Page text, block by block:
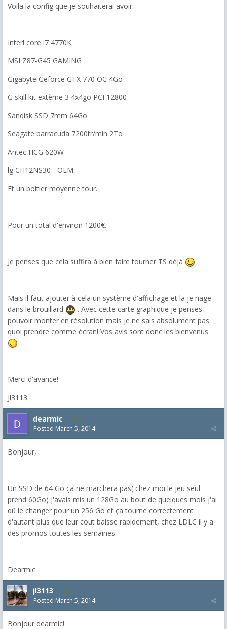
Voila la config que je souhaiterai avoir:
Interl core i7 4770K
MSI Z87-G45 GAMING
Gigabyte Geforce GTX 770 OC 4Go
G skill kit extème 3 4x4go PCI 12800
Sandisk SSD 7mm 64Go
Seagate barracuda 7200tr/min 2To
Antec HCG 620W
lg CH12NS30 - OEM
Et un boitier moyenne tour.
Pour un total d'environ 1200€.
Je penses que cela suffira à bien faire tourner TS déjà
Mais il faut ajouter à cela un système d'affichage et la je nage
dans le brouillard
. Avec cette carte graphique je penses
pouvoir monter en résolution mais je ne sais absolument pas
quoi prendre comme écran! Vos avis sont donc les bienvenus
Merci d'avance!
Jl3113.
dearmic 2
Posted March 5, 2014
Bonjour,
Un SSD de 64 Go ça ne marchera pas( chez moi le jeu seul
prend 60Go) j'avais mis un 128Go au bout de quelques mois j'ai
dû le changer pour un 256 Go et ça tourne correctement
d'autant plus que leur cout baisse rapidement, chez LDLC il y a
des promos toutes les semaines.
Dearmic
jl3113 8
Posted March 5, 2014
Bonjour dearmic!